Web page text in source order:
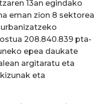
13an egindako
eman zion 8 sektorea
208.840.839 pta-
epea daukate
argitaratu eta
eta